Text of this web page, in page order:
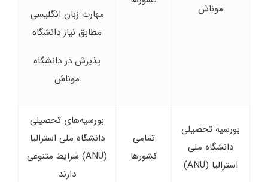
موناش
مهارت زبان انگلیسی
مطابق نیاز دانشگاه
پذیرش در دانشگاه
موناش
بورسیه تحصیلی
دانشگاه ملی
استرالیا (ANU)
تمامی
کشورها
بورسیه‌های تحصیلی
دانشگاه ملی استرالیا
(ANU) شرایط متنوعی
دارند